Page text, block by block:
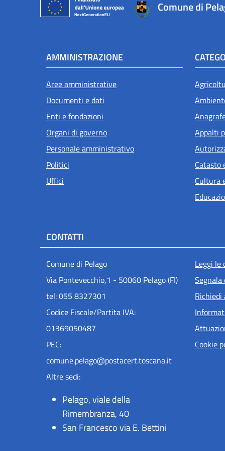
Comune di
AMMINISTRAZIONE
Aree amministrative
Documenti e dati
Enti e fondazioni
Organi di governo
Personale amministrativo
Politici
Uffici
Appalti
Catasto
Cultura
CONTATTI
Comune di Pelago
Via Pontevecchio,1 - 50060 Pelago (FI)
tel: 055 8327301
Codice Fiscale/Partita IVA:
01369050487
PEC:
comune.pelago@postacert.toscana.it
Altre sedi:
Pelago, viale della
Rimembranza, 40
San Francesco via E. Bettini
Leggi le
Richiedi
Cookie